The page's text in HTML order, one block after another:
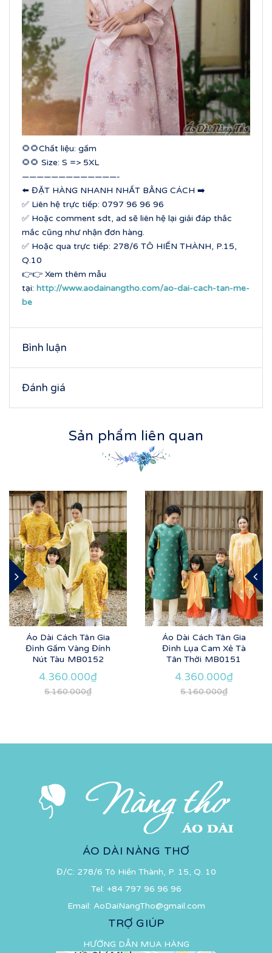
🌻🌻Chất liệu: gấm
🌻🌻 Size: S => 5XL
—————————————-
⬅️ ĐẶT HÀNG NHANH NHẤT BẰNG CÁCH ➡️
✅ Liên hệ trực tiếp: 0797 96 96 96
✅ Hoặc comment sdt, ad sẽ liên hệ lại giải đáp thắc
mắc cũng như nhận đơn hàng.
✅ Hoặc qua trực tiếp: 278/6 TÔ HIẾN THÀNH, P.15,
Q.10
👉👉 Xem thêm mẫu
tại: http://www.aodainangtho.com/ao-dai-cach-tan-me-
be
Bình luận
Đánh giá
Sản phẩm liên quan
Áo Dài Cách Tân Gia
Đình Gấm Vàng Đính
Nút Tàu MB0152
4.360.000₫
5.160.000₫
Áo Dài Cách Tân Gia
Đình Lụa Cam Xẻ Tà
Tân Thời MB0151
4.360.000₫
5.160.000₫
ÁO DÀI NÀNG THƠ
Đ/C: 278/6 Tô Hiến Thành, P. 15, Q. 10
Tel: +84 797 96 96 96
Email: AoDaiNangTho@gmail.com
TRỢ GIÚP
HƯỚNG DẪN MUA HÀNG